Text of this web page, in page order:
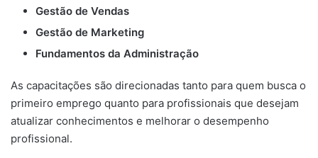
Gestão de Vendas
Gestão de Marketing
Fundamentos da Administração
As capacitações são direcionadas tanto para quem busca o
primeiro emprego quanto para profissionais que desejam
atualizar conhecimentos e melhorar o desempenho
profissional.